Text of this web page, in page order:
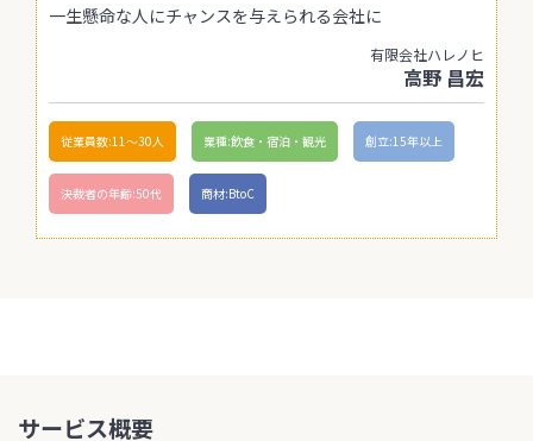
一生懸命な人にチャンスを与えられる会社に
有限会社ハレノヒ
高野 昌宏
従業員数:11〜30人 業種:飲食・宿泊・観光 創立:15年以上
決裁者の年齢:50代 商材:BtoC
サービス概要